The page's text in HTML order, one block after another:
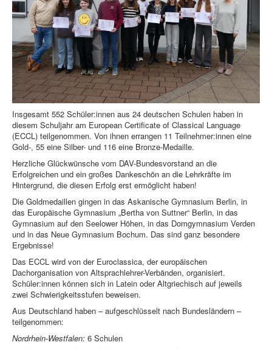
Insgesamt 552 Schüler:innen aus 24 deutschen Schulen haben in
diesem Schuljahr am European Certificate of Classical Language
(ECCL) teilgenommen. Von ihnen errangen 11 Teilnehmer:innen eine
Gold-, 55 eine Silber- und 116 eine Bronze-Medaille.
Herzliche Glückwünsche vom DAV-Bundesvorstand an die
Erfolgreichen und ein großes Dankeschön an die Lehrkräfte im
Hintergrund, die diesen Erfolg erst ermöglicht haben!
Die Goldmedaillen gingen in das Askanische Gymnasium Berlin, in
das Europäische Gymnasium „Bertha von Suttner“ Berlin, in das
Gymnasium auf den Seelower Höhen, in das Domgymnasium Verden
und in das Neue Gymnasium Bochum. Das sind ganz besondere
Ergebnisse!
Das ECCL wird von der Euroclassica, der europäischen
Dachorganisation von Altsprachlehrer-Verbänden, organisiert.
Schüler:innen können sich in Latein oder Altgriechisch auf jeweils
zwei Schwierigkeitsstufen beweisen.
Aus Deutschland haben – aufgeschlüsselt nach Bundesländern –
teilgenommen:
Nordrhein-Westfalen: 6 Schulen